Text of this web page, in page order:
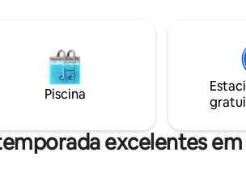
Amantes
Casais • Famílias • Nômades
Amantes da natureza • <b>Reserve com
antecedência: as semanas mais
populares acabam rápido!</b>
Piscina
excelentes